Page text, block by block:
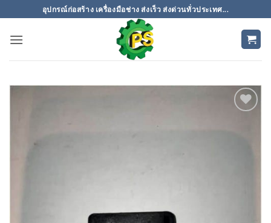
ไป
อุปกรณ์ก่อสร้าง เครื่องมือช่าง ส่งเร็ว ส่งด่วนทั่วประเทศ...